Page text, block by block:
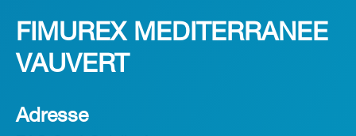
FIMUREX MEDITERRANEE
VAUVERT
Adresse